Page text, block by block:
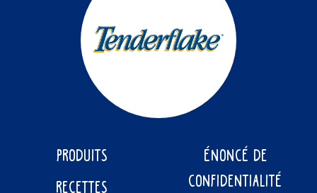
PRODUITS
RECETTES
ÉNONCÉ DE
CONFIDENTIALITÉ